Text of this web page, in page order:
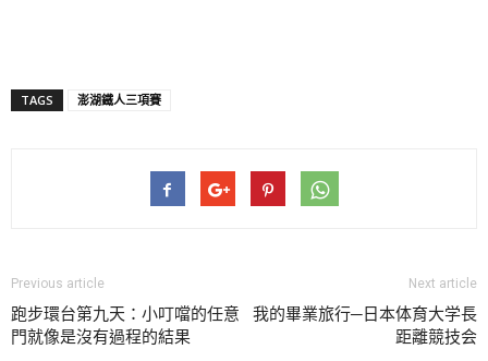
TAGS 澎湖鐵人三項賽
Previous article
跑步環台第九天：小叮噹的任意
門就像是沒有過程的結果
Next article
我的畢業旅行─日本体育大学長
距離競技会